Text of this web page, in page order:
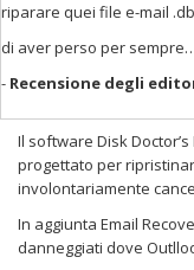
riparare quei file e-mail
di aver perso per
- Recensione degli
Il software Disk
progettato per
involontariamente
In aggiunta Email
danneggiati dove